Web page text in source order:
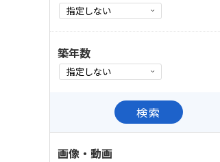
築年数
検索
画像・動画